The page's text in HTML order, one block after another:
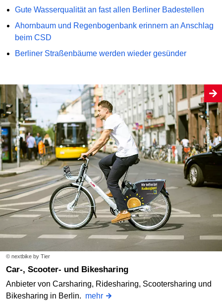
Gute Wasserqualität an fast allen Berliner Badestellen
Ahornbaum und Regenbogenbank erinnern an Anschlag
beim CSD
Berliner Straßenbäume werden wieder gesünder
© nextbike by Tier
Car-, Scooter- und Bikesharing
Anbieter von Carsharing, Ridesharing, Scootersharing und
Bikesharing in Berlin. mehr